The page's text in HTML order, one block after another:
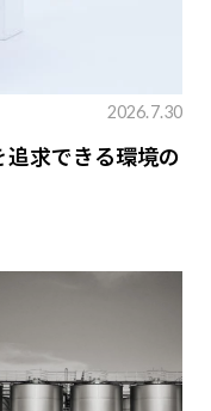
2026.7.30
追求できる環境の